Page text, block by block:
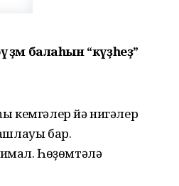
әҙәм балаһын “күҙһеҙ”
кемгәлер йә нигәлер
бар.
Һөҙөмтәлә